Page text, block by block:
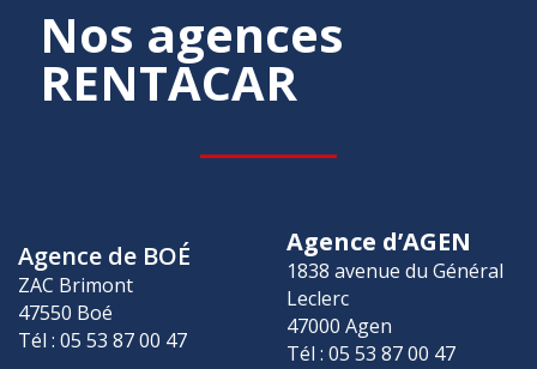
Nos agences
RENTACAR
Agence de BOÉ
ZAC Brimont
47550 Boé
Tél : 05 53 87 00 47
Agence d’AGEN
1838 avenue du Général
Leclerc
47000 Agen
Tél : 05 53 87 00 47